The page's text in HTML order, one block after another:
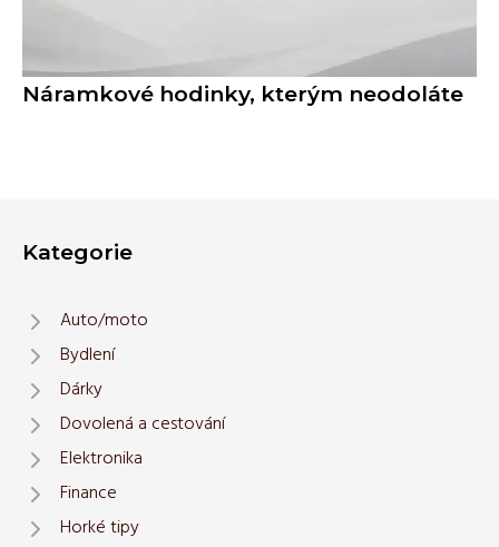
Náramkové hodinky, kterým neodoláte
Kategorie
Auto/moto
Bydlení
Dárky
Dovolená a cestování
Elektronika
Finance
Horké tipy